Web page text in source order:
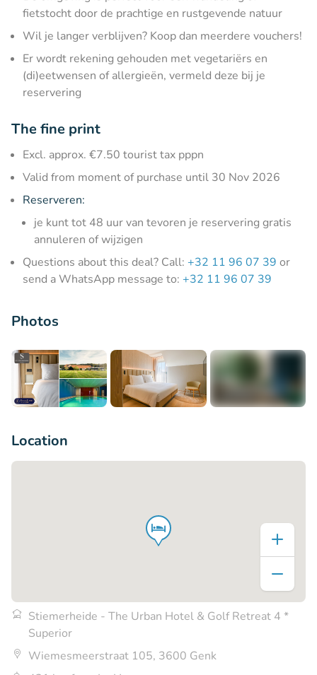
fietstocht door de prachtige en rustgevende natuur
Wil je langer verblijven? Koop dan meerdere vouchers!
Er wordt rekening gehouden met vegetariërs en
(di)eetwensen of allergieën, vermeld deze bij je
reservering
The fine print
Excl. approx. €7.50 tourist tax pppn
Valid from moment of purchase until 30 Nov 2026
Reserveren:
je kunt tot 48 uur van tevoren je reservering gratis
annuleren of wijzigen
Questions about this deal? Call: +32 11 96 07 39 or
send a WhatsApp message to: +32 11 96 07 39
Photos
Location
Stiemerheide - The Urban Hotel & Golf Retreat 4 *
Superior
Wiemesmeerstraat 105, 3600 Genk